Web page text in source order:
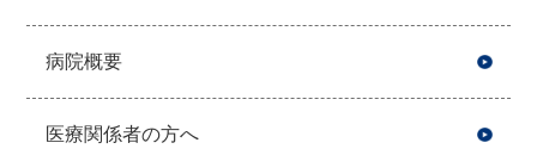
病院概要
医療関係者の方へ